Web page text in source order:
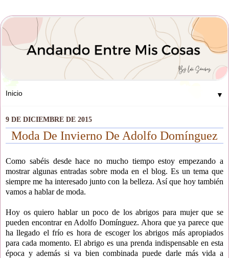
▼
9 DE DICIEMBRE DE 2015
Moda De Invierno De Adolfo Domínguez
Como sabéis desde hace no mucho tiempo estoy empezando a
mostrar algunas entradas sobre moda en el blog. Es un tema que
siempre me ha interesado junto con la belleza. Así que hoy también
vamos a hablar de moda.
Hoy os quiero hablar un poco de los abrigos para mujer que se
pueden encontrar en Adolfo Domínguez. Ahora que ya parece que
ha llegado el frío es hora de escoger los abrigos más apropiados
para cada momento. El abrigo es una prenda indispensable en esta
época y además si va bien combinada puede darle más vida a